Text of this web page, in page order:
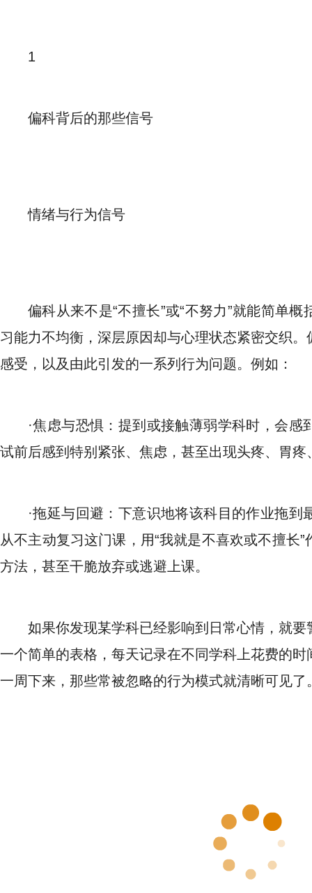
1
偏科背后的那些信号
情绪与行为信号
偏科从来不是“不擅长”或“不努力”就能简单
习能力不均衡，深层原因却与心理状态紧密交织
感受，以及由此引发的一系列行为问题。例如：
·焦虑与恐惧：提到或接触薄弱学科时，会感
试前后感到特别紧张、焦虑，甚至出现头疼、胃
·拖延与回避：下意识地将该科目的作业拖到
从不主动复习这门课，用“我就是不喜欢或不擅长
方法，甚至干脆放弃或逃避上课。
如果你发现某学科已经影响到日常心情，就
一个简单的表格，每天记录在不同学科上花费的
一周下来，那些常被忽略的行为模式就清晰可见了